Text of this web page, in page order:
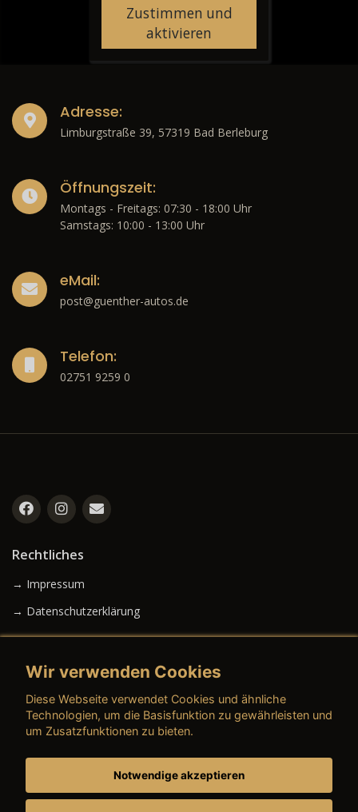
Zustimmen und
aktivieren
Adresse:
Limburgstraße 39, 57319 Bad Berleburg
Öffnungszeit:
Montags - Freitags: 07:30 - 18:00 Uhr
Samstags: 10:00 - 13:00 Uhr
eMail:
post@guenther-autos.de
Telefon:
02751 9259 0
Rechtliches
→ Impressum
→ Datenschutzerklärung
→ AGB (Gebrauchtwagen)
→ AGB (Teile & Zubehör)
Wir verwenden Cookies
Diese Webseite verwendet Cookies und ähnliche
Technologien, um die Basisfunktion zu gewährleisten und
um Zusatzfunktionen zu bieten.
Notwendige akzeptieren